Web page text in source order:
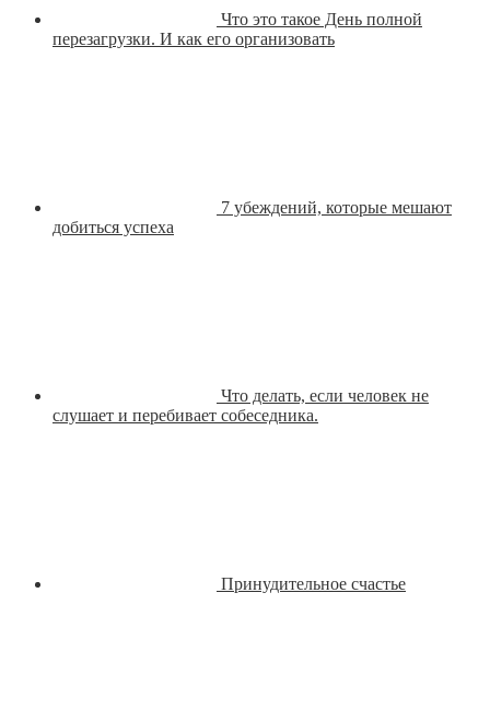
Что это такое День полной
перезагрузки. И как его организовать
7 убеждений, которые мешают
добиться успеха
Что делать, если человек не
слушает и перебивает собеседника.
Принудительное счастье